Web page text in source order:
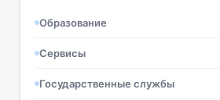
Образование
Сервисы
Государственные службы